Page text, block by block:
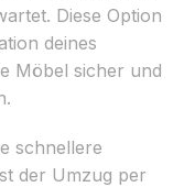
Diese Option
deines
Möbel sicher und
schnellere
der Umzug per